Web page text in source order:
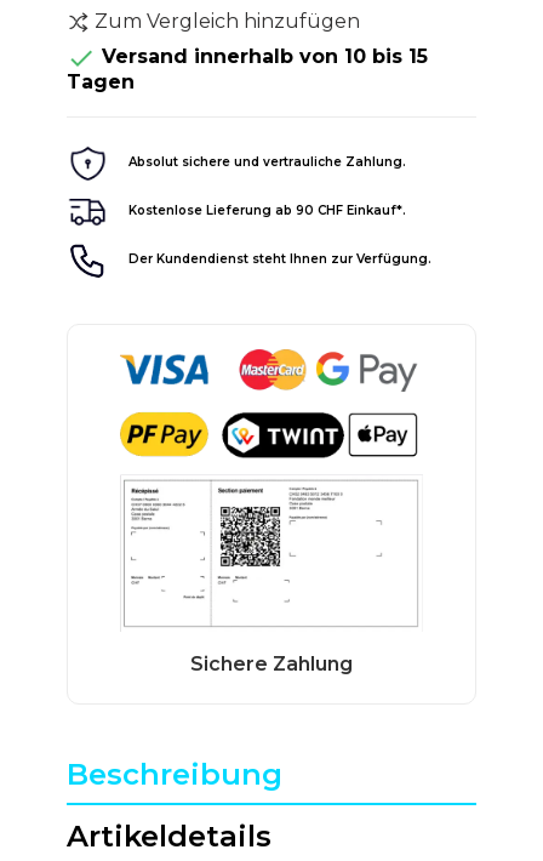
Zum Vergleich hinzufügen
 Versand innerhalb von 10 bis 15
Tagen
Absolut sichere und vertrauliche Zahlung.
Kostenlose Lieferung ab 90 CHF Einkauf*.
Der Kundendienst steht Ihnen zur Verfügung.
Beschreibung
Artikeldetails